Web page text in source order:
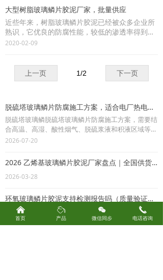
낀
首页
ꄂ
产品
너
微信同步
끅
电话咨询
多了，接触的厂家多了，就能很好的比较出哪家
环氧鳞片胶泥好，哪家环氧玻璃鳞片胶泥价格便
宜。
大型树脂玻璃鳞片胶泥厂家，批量供应
近些年来，树脂玻璃鳞片胶泥已经被众多企业所
熟识，它优良的防腐性能，较低的渗透率得到了
众多防腐专家的认可和赞扬。现在，许多朋友想
2020-02-09
上一页 下一页
1/2
脱硫塔玻璃鳞片防腐施工方案，适合电厂热电厂防腐
脱硫塔玻璃鳞脱硫塔玻璃鳞片防腐施工方案，需要结
合高温、高湿、酸性烟气、脱硫浆液和积液区域等因
素综合设计。材料选择、基层处理、节点加强和质量
对于电厂、热电厂、钢铁厂、焦化厂等脱硫系统，选
择防腐方案时应重点关注耐酸、耐湿热、抗渗透和检
案，适合电厂热电厂防腐
2026-07-20
2026 乙烯基玻璃鳞片胶泥厂家盘点｜全国供货品牌推荐
2026-03-28
环氧玻璃鳞片胶泥支持检测报告吗（质量验证说明）
2026-01-08